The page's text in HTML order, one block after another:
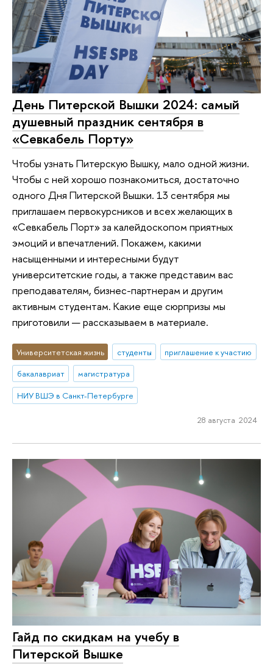
День Питерской Вышки 2024: самый
душевный праздник сентября в
«Севкабель Порту»
Чтобы узнать Питерскую Вышку, мало одной жизни.
Чтобы с ней хорошо познакомиться, достаточно
одного Дня Питерской Вышки. 13 сентября мы
приглашаем первокурсников и всех желающих в
«Севкабель Порт» за калейдоскопом приятных
эмоций и впечатлений. Покажем, какими
насыщенными и интересными будут
университетские годы, а также представим вас
преподавателям, бизнес-партнерам и другим
активным студентам. Какие еще сюрпризы мы
приготовили — рассказываем в материале.
Университетская жизнь студенты
приглашение к участию
бакалавриат
магистратура
НИУ ВШЭ в Санкт-Петербурге
28 августа 2024
Гайд по скидкам на учебу в
Питерской Вышке